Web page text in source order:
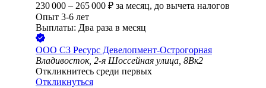
230 000 – 265 000 ₽ за месяц, до вычета налогов
Опыт 3-6 лет
Выплаты: Два раза в месяц
ООО СЗ Ресурс Девелопмент-Острогорная
Владивосток, 2-я Шоссейная улица, 8Вк2
Откликнитесь среди первых
Откликнуться